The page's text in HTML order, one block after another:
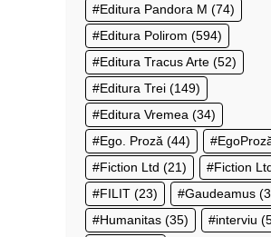
Editura Pandora M (74)
Editura Polirom (594)
Editura Tracus Arte (52)
Editura Trei (149)
Editura Vremea (34)
Ego. Proză (44)
Fiction Ltd (21) Fiction
FILIT (23) Gaudeamus
Humanitas (35) interviu